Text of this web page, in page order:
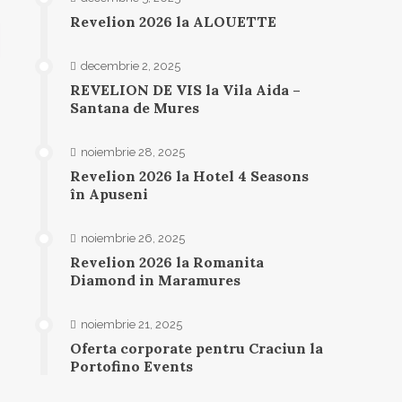
Revelion 2026 la ALOUETTE
decembrie 2, 2025
REVELION DE VIS la Vila Aida –
Santana de Mures
noiembrie 28, 2025
Revelion 2026 la Hotel 4 Seasons
în Apuseni
noiembrie 26, 2025
Revelion 2026 la Romanita
Diamond in Maramures
noiembrie 21, 2025
Oferta corporate pentru Craciun la
Portofino Events